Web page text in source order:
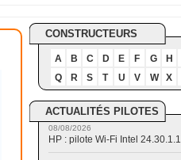
CONSTRUCTEURS
A B C D E F G H
Q
R S T U V W X
ACTUALITÉS PILOTES
08/08/2026
HP : pilote Wi-Fi Intel 24.30.1.1